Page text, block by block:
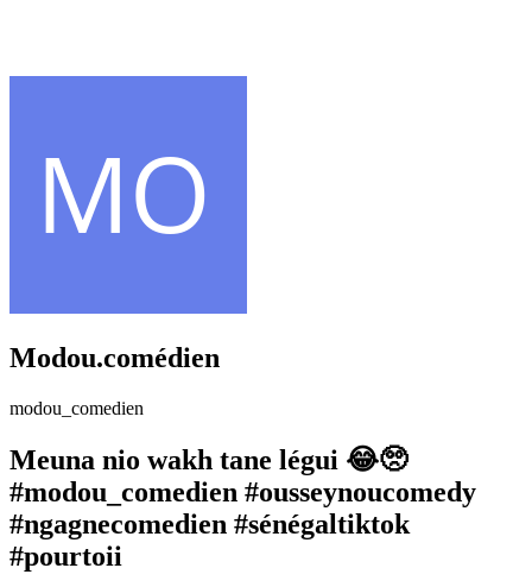
Modou.comédien
modou_comedien
Meuna nio wakh tane légui 😂🥺
#modou_comedien #ousseynoucomedy
#ngagnecomedien #sénégaltiktok
#pourtoii